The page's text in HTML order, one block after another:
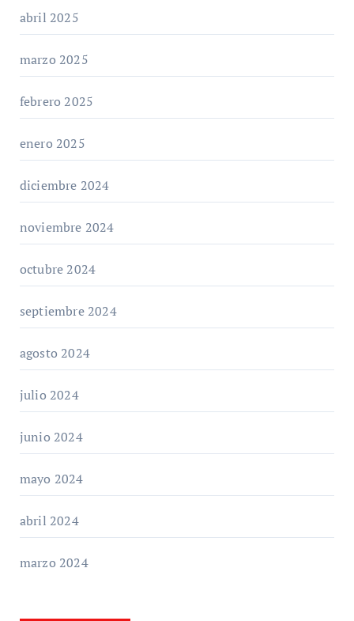
abril 2025
marzo 2025
febrero 2025
enero 2025
diciembre 2024
noviembre 2024
octubre 2024
septiembre 2024
agosto 2024
julio 2024
junio 2024
mayo 2024
abril 2024
marzo 2024